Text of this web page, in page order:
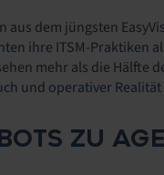
aus dem jüngsten
ihre ITSM-Praktiken
mehr als die Hälfte
und operativer
ZU